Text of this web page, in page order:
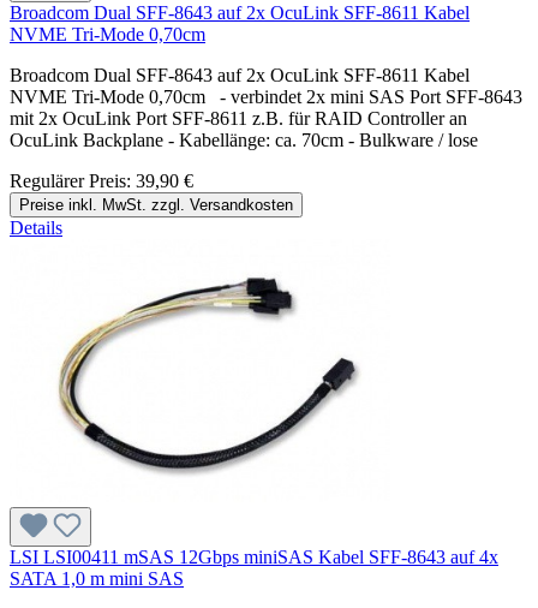
Broadcom Dual SFF-8643 auf 2x OcuLink SFF-8611 Kabel
NVME Tri-Mode 0,70cm
Broadcom Dual SFF-8643 auf 2x OcuLink SFF-8611 Kabel
NVME Tri-Mode 0,70cm - verbindet 2x mini SAS Port SFF-8643
mit 2x OcuLink Port SFF-8611 z.B. für RAID Controller an
OcuLink Backplane - Kabellänge: ca. 70cm - Bulkware / lose
Regulärer Preis: 39,90 €
Preise inkl. MwSt. zzgl. Versandkosten
Details
LSI LSI00411 mSAS 12Gbps miniSAS Kabel SFF-8643 auf 4x
SATA 1,0 m mini SAS